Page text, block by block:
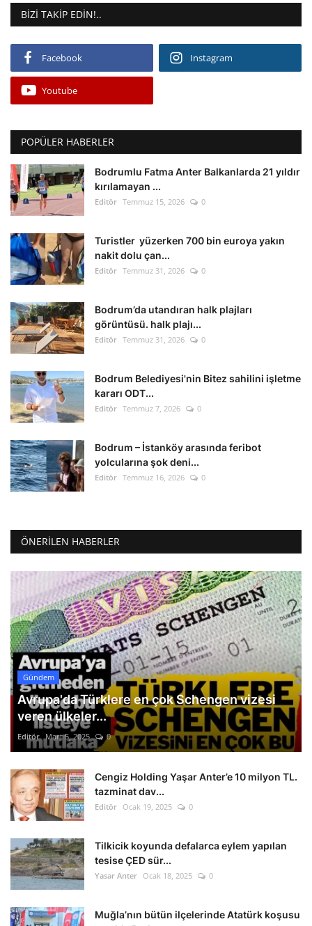
BIZI TAKIP EDIN!..
Facebook Instagram
Youtube
POPÜLER HABERLER
Bodrumlu Fatma Anter Balkanlarda 21 yıldır
kırılamayan ...
Editör Temmuz 15, 2026 0
Turistler yüzerken 700 bin euroya yakın
nakit dolu çan...
Editör Temmuz 31, 2026 0
Bodrum’da utandıran halk plajları
görüntüsü. halk plajı...
Editör Temmuz 31, 2026 0
Bodrum Belediyesi'nin Bitez sahilini işletme
kararı ODT...
Editör Temmuz 7, 2026 0
Bodrum – İstanköy arasında feribot
yolcularına şok deni...
Editör Temmuz 16, 2026 0
ÖNERILEN HABERLER
Gündem
Avrupa'da Türklere en çok Schengen vizesi
veren ülkeler...
Editör Mart 5, 2025 0
Cengiz Holding Yaşar Anter’e 10 milyon TL.
tazminat dav...
Editör Ocak 19, 2025 0
Tilkicik koyunda defalarca eylem yapılan
tesise ÇED sür...
Yasar Anter Ocak 18, 2025 0
Muğla’nın bütün ilçelerinde Atatürk koşusu